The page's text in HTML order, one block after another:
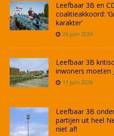
Leefbaar 3B en
coalitieakkoord:
karakter’
26 juni 2026
Leefbaar 3B
inwoners moeten
11 juni 2026
Leefbaar 3B
partijen uit heel
niet af!